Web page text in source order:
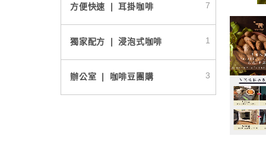
方便快速 ❘ 耳掛咖啡 7
獨家配方 ❘ 浸泡式咖啡 1
辦公室 ❘ 咖啡豆團購 3